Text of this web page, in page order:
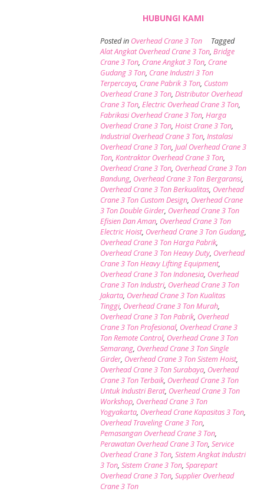
HUBUNGI KAMI
Posted in Overhead Crane 3 Ton
Tagged
Alat Angkat Overhead Crane 3 Ton, Bridge
Crane 3 Ton, Crane Angkat 3 Ton, Crane
Gudang 3 Ton, Crane Industri 3 Ton
Terpercaya, Crane Pabrik 3 Ton, Custom
Overhead Crane 3 Ton, Distributor Overhead
Crane 3 Ton, Electric Overhead Crane 3 Ton,
Fabrikasi Overhead Crane 3 Ton, Harga
Overhead Crane 3 Ton, Hoist Crane 3 Ton,
Industrial Overhead Crane 3 Ton, Instalasi
Overhead Crane 3 Ton, Jual Overhead Crane 3
Ton, Kontraktor Overhead Crane 3 Ton,
Overhead Crane 3 Ton, Overhead Crane 3 Ton
Bandung, Overhead Crane 3 Ton Bergaransi,
Overhead Crane 3 Ton Berkualitas, Overhead
Crane 3 Ton Custom Design, Overhead Crane
3 Ton Double Girder, Overhead Crane 3 Ton
Efisien Dan Aman, Overhead Crane 3 Ton
Electric Hoist, Overhead Crane 3 Ton Gudang,
Overhead Crane 3 Ton Harga Pabrik,
Overhead Crane 3 Ton Heavy Duty, Overhead
Crane 3 Ton Heavy Lifting Equipment,
Overhead Crane 3 Ton Indonesia, Overhead
Crane 3 Ton Industri, Overhead Crane 3 Ton
Jakarta, Overhead Crane 3 Ton Kualitas
Tinggi, Overhead Crane 3 Ton Murah,
Overhead Crane 3 Ton Pabrik, Overhead
Crane 3 Ton Profesional, Overhead Crane 3
Ton Remote Control, Overhead Crane 3 Ton
Semarang, Overhead Crane 3 Ton Single
Girder, Overhead Crane 3 Ton Sistem Hoist,
Overhead Crane 3 Ton Surabaya, Overhead
Crane 3 Ton Terbaik, Overhead Crane 3 Ton
Untuk Industri Berat, Overhead Crane 3 Ton
Workshop, Overhead Crane 3 Ton
Yogyakarta, Overhead Crane Kapasitas 3 Ton,
Overhead Traveling Crane 3 Ton,
Pemasangan Overhead Crane 3 Ton,
Perawatan Overhead Crane 3 Ton, Service
Overhead Crane 3 Ton, Sistem Angkat Industri
3 Ton, Sistem Crane 3 Ton, Sparepart
Overhead Crane 3 Ton, Supplier Overhead
Crane 3 Ton